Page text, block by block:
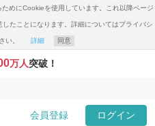
めにCookieを使用しています。これ以降ページ
たことになります。詳細についてはプライバシ
い。 詳細 同意
万人突破！
会員登録 ログイン